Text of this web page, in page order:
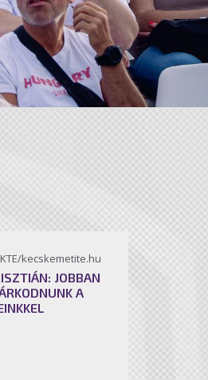
kecskemetite.hu
JOBBAN
A